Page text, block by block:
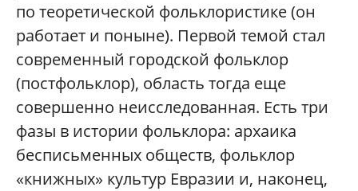
по теоретической фольклористике (он
работает и поныне). Первой темой стал
современный городской фольклор
(постфольклор), область тогда еще
совершенно неисследованная. Есть три
фазы в истории фольклора: архаика
бесписьменных обществ, фольклор
«книжных» культур Евразии и, наконец,